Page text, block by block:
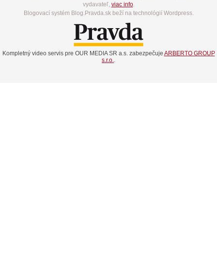
vydavateľ, viac info.
Blogovací systém Blog.Pravda.sk beží na technológií Wordpress.
Kompletný video servis pre OUR MEDIA SR a.s. zabezpečuje ARBERTO GROUP
s.r.o.